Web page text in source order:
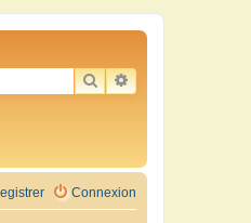
RECHERCHER
RECHERCHE
Connexion